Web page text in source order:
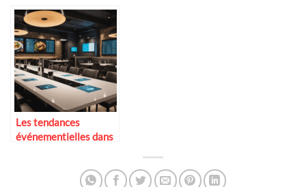
couples aventuriers
Les tendances
événementielles dans